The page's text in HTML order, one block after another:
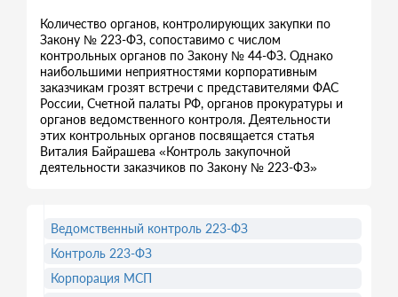
Количество органов, контролирующих закупки по
Закону № 223-ФЗ, сопоставимо с числом
контрольных органов по Закону № 44-ФЗ. Однако
наибольшими неприятностями корпоративным
заказчикам грозят встречи с представителями ФАС
России, Счетной палаты РФ, органов прокуратуры и
органов ведомственного контроля. Деятельности
этих контрольных органов посвящается статья
Виталия Байрашева «Контроль закупочной
деятельности заказчиков по Закону № 223-ФЗ»
Ведомственный контроль 223-ФЗ
Контроль 223-ФЗ
Корпорация МСП